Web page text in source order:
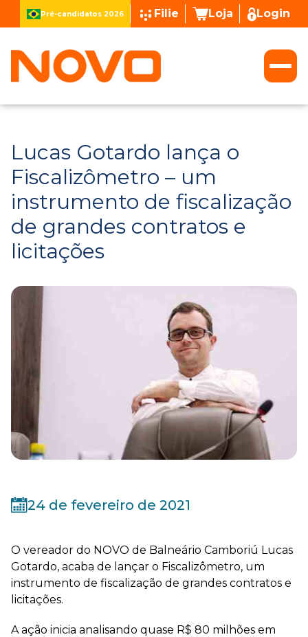
Pré-candidatos 2026 Filie Loja Login
Lucas Gotardo lança o
Fiscalizômetro – um
instrumento de fiscalização
de grandes contratos e
licitações
24 de fevereiro de 2021
O vereador do NOVO de Balneário Camboriú Lucas
Gotardo, acaba de lançar o Fiscalizômetro, um
instrumento de fiscalização de grandes contratos e
licitações.
A ação inicia analisando quase R$ 80 milhões em